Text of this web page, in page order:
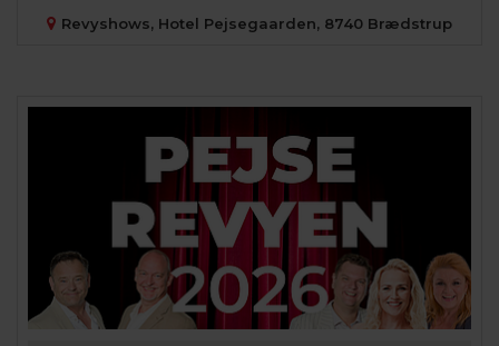
Revyshows, Hotel Pejsegaarden, 8740 Brædstrup